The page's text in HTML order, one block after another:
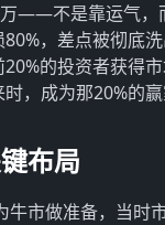
——不是靠运气，
，差点被彻底
的投资者获得
，成为那20%的赢
布局
市做准备，当时